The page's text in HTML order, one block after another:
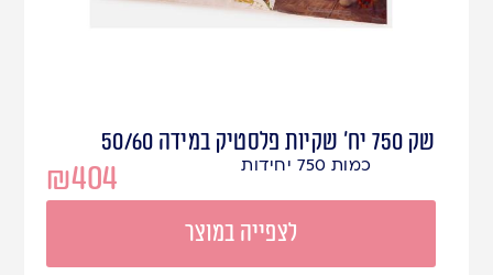
שק 750 יח' שקיות פלסטיק במידה 50/60
₪404 כמות 750 יחידות
לצפייה במוצר